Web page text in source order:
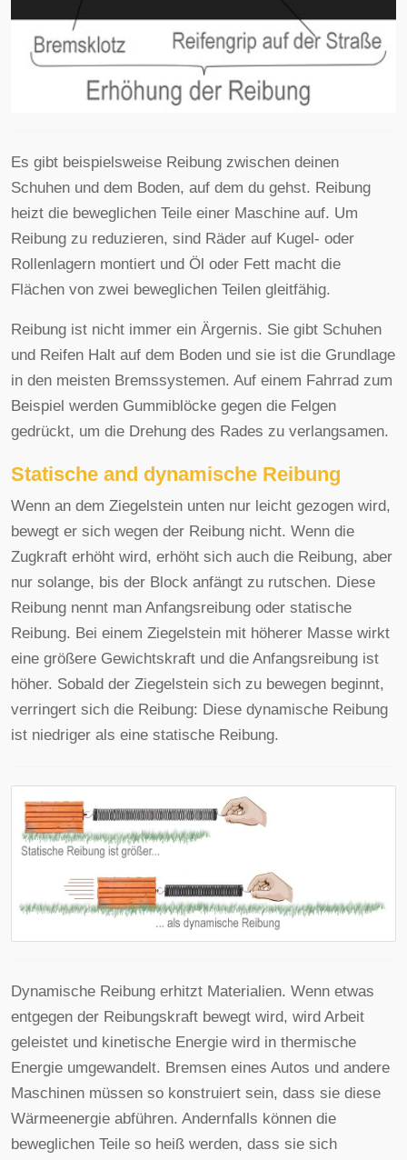
Es gibt beispielsweise Reibung zwischen deinen
Schuhen und dem Boden, auf dem du gehst. Reibung
heizt die beweglichen Teile einer Maschine auf. Um
Reibung zu reduzieren, sind Räder auf Kugel- oder
Rollenlagern montiert und Öl oder Fett macht die
Flächen von zwei beweglichen Teilen gleitfähig.
Reibung ist nicht immer ein Ärgernis. Sie gibt Schuhen
und Reifen Halt auf dem Boden und sie ist die Grundlage
in den meisten Bremssystemen. Auf einem Fahrrad zum
Beispiel werden Gummiblöcke gegen die Felgen
gedrückt, um die Drehung des Rades zu verlangsamen.
Statische and dynamische Reibung
Wenn an dem Ziegelstein unten nur leicht gezogen wird,
bewegt er sich wegen der Reibung nicht. Wenn die
Zugkraft erhöht wird, erhöht sich auch die Reibung, aber
nur solange, bis der Block anfängt zu rutschen. Diese
Reibung nennt man Anfangsreibung oder statische
Reibung. Bei einem Ziegelstein mit höherer Masse wirkt
eine größere Gewichtskraft und die Anfangsreibung ist
höher. Sobald der Ziegelstein sich zu bewegen beginnt,
verringert sich die Reibung: Diese dynamische Reibung
ist niedriger als eine statische Reibung.
Dynamische Reibung erhitzt Materialien. Wenn etwas
entgegen der Reibungskraft bewegt wird, wird Arbeit
geleistet und kinetische Energie wird in thermische
Energie umgewandelt. Bremsen eines Autos und andere
Maschinen müssen so konstruiert sein, dass sie diese
Wärmeenergie abführen. Andernfalls können die
beweglichen Teile so heiß werden, dass sie sich